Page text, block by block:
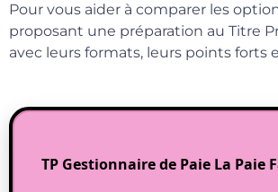
Pour vous aider à comparer les
proposant une préparation au Titre
avec leurs formats, leurs points forts
TP Gestionnaire de Paie La Paie